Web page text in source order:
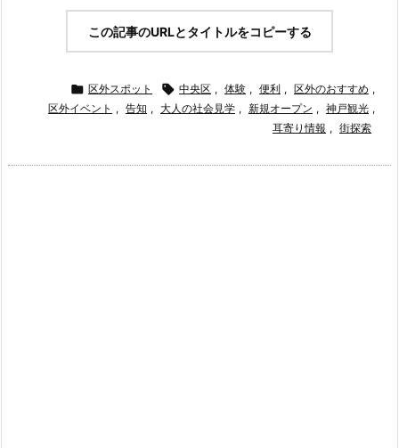
この記事のURLとタイトルをコピーする
 区外スポット  中央区 , 体験 , 便利 , 区外のおすすめ ,
区外イベント , 告知 , 大人の社会見学 , 新規オープン , 神戸観光 ,
耳寄り情報 , 街探索